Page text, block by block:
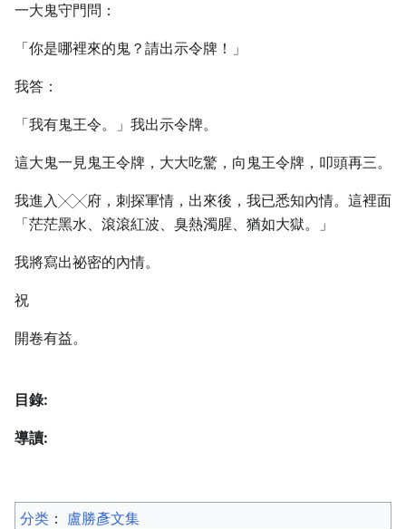
一大鬼守門問：
「你是哪裡來的鬼？請出示令牌！」
我答：
「我有鬼王令。」我出示令牌。
這大鬼一見鬼王令牌，大大吃驚，向鬼王令牌，叩頭再三。
我進入╳╳府，刺探軍情，出來後，我已悉知內情。這裡面
「茫茫黑水、滾滾紅波、臭熱濁腥、猶如大獄。」
我將寫出祕密的內情。
祝
開卷有益。
目錄:
導讀:
分类 ：​ 盧勝彥文集